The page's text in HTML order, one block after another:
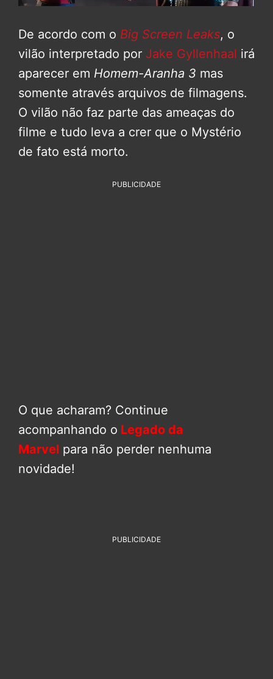
De acordo com o Big Screen Leaks, o
vilão interpretado por Jake Gyllenhaal irá
aparecer em Homem-Aranha 3 mas
somente através arquivos de filmagens.
O vilão não faz parte das ameaças do
filme e tudo leva a crer que o Mystério
de fato está morto.
PUBLICIDADE
O que acharam? Continue
acompanhando o Legado da
Marvel para não perder nenhuma
novidade!
PUBLICIDADE